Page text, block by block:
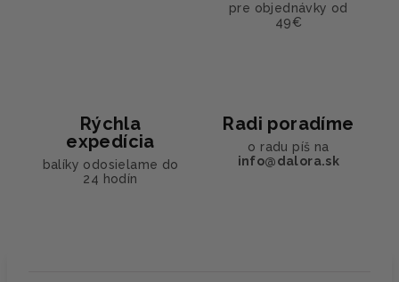
pre objednávky od
49€
Rýchla
expedícia
balíky odosielame do
24 hodín
Radi poradíme
o radu píš na
info@dalora.sk